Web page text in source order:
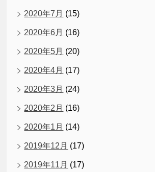
2020年7月 (15)
2020年6月 (16)
2020年5月 (20)
2020年4月 (17)
2020年3月 (24)
2020年2月 (16)
2020年1月 (14)
2019年12月 (17)
2019年11月 (17)